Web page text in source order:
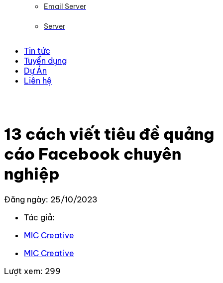
Email Server
Server
Tin tức
Tuyển dụng
Dự Án
Liên hệ
13 cách viết tiêu đề quảng
cáo Facebook chuyên
nghiệp
Đăng ngày: 25/10/2023
Tác giả:
MIC Creative
MIC Creative
Lượt xem: 299